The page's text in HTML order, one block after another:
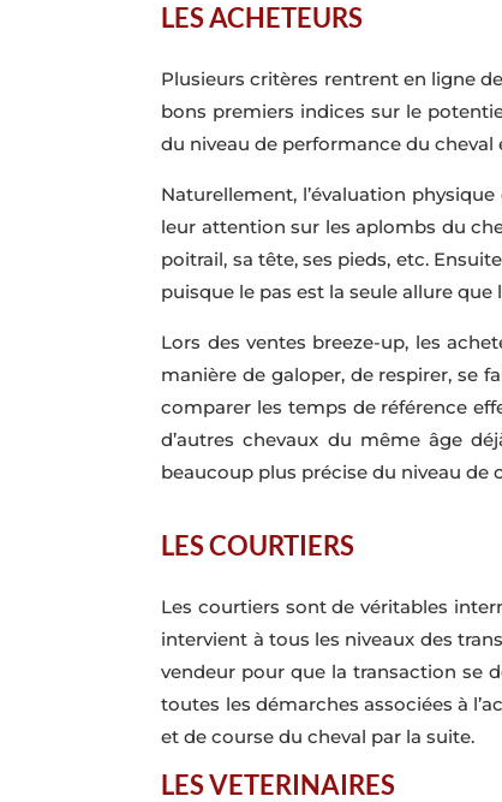
LES ACHETEURS
Plusieurs critères rentrent en ligne
bons premiers indices sur le
du niveau de performance du cheval
Naturellement, l’évaluation
leur attention sur les aplombs du
poitrail, sa tête, ses pieds, etc.
puisque le pas est la seule allure
Lors des ventes breeze-up, les
manière de galoper, de respirer, se
comparer les temps de référence
d’autres chevaux du même âge
beaucoup plus précise du niveau de
LES COURTIERS
Les courtiers sont de véritables
intervient à tous les niveaux des
vendeur pour que la transaction se
toutes les démarches associées à
et de course du cheval par la suite.
LES VETERINAIRES